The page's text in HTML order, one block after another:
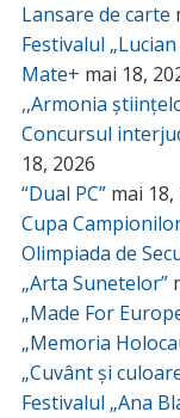
Lansare de carte
Festivalul
Mate+ mai 18,
,,Armonia
Concursul
18, 2026
“Dual PC” mai 18,
Cupa
Olimpiada de
„Arta Sunetelor”
„Made For
„Memoria
„Cuvânt și
Festivalul „Ana